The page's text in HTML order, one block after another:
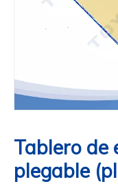
Tablero de
plegable